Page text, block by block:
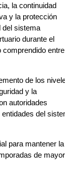
la continuidad
y la protección
del sistema
durante el
comprendido
de los
y la
autoridades
del
para mantener la
de mayor